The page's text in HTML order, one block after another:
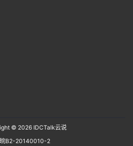
© 2026IDCTalk云说
皖B2-20140010-2